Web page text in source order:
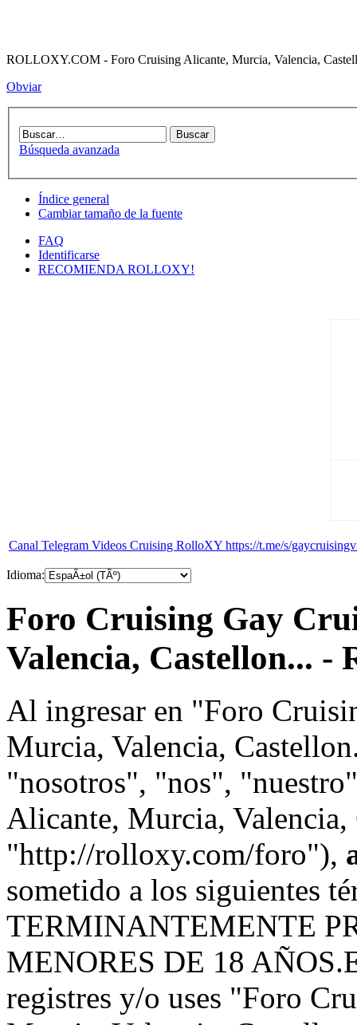
ROLLOXY.COM - Foro Cruising Alicante, Murcia, Valencia,
Obviar
Búsqueda avanzada
Índice general
Cambiar tamaño de la fuente
FAQ
Identificarse
RECOMIENDA ROLLOXY!
Canal Telegram Videos Cruising RolloXY https://t.me/s/
Idioma:
Foro Cruising Gay
Valencia, Castellon... -
Al ingresar en "Foro
Murcia, Valencia,
"nosotros", "nos",
Alicante, Murcia,
"http://rolloxy.com/foro"),
sometido a los siguientes
TERMINANTEMENTE
MENORES DE 18
registres y/o uses "Foro